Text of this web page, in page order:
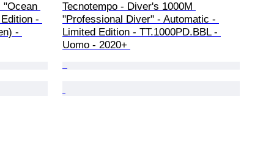
"Ocean
-
-
Tecnotempo - Diver's 1000M
"Professional Diver" - Automatic -
Limited Edition - TT.1000PD.BBL -
Uomo - 2020+